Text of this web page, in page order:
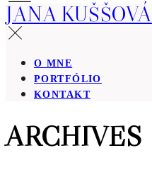
JANA KUŠŠOVÁ
O MNE
PORTFÓLIO
KONTAKT
ARCHIVES